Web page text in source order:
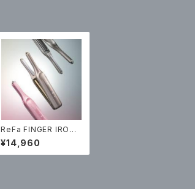
ReFa FINGER IRON
ST 6 ￥14960（税込）
¥14,960